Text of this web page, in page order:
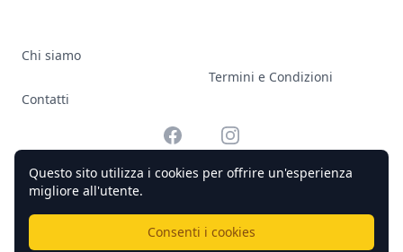
Questo sito utilizza i cookies per offrire un'esperienza
migliore all'utente.
Consenti i cookies
Chi siamo
Contatti
Termini e Condizioni
FacebookInstagram
© 2026 Officine Complicato Tutti i diritti riservati.